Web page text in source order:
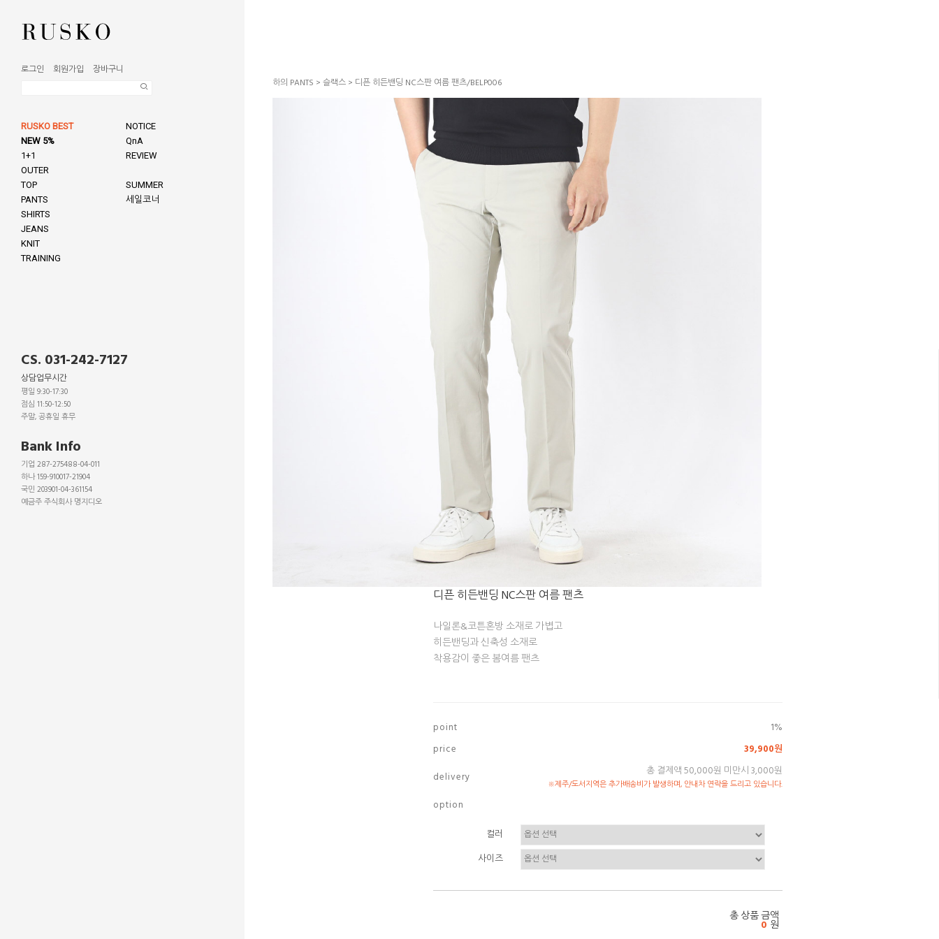
로그인 회원가입 장바구니
RUSKO BEST
NEW 5%
1+1
OUTER
TOP
PANTS
SHIRTS
JEANS
KNIT
TRAINING
NOTICE
QnA
REVIEW
SUMMER
세일코너
CS. 031-242-7127
상담업무시간
평일 9:30-17:30
점심 11:50-12:50
주말, 공휴일 휴무
Bank Info
기업 287-275488-04-011
하나 159-910017-21904
국민 203901-04-361154
예금주 주식회사 명지디오
하의 PANTS > 슬랙스 > 디픈 히든밴딩 NC스판 여름 팬츠/BELP006
디픈 히든밴딩 NC스판 여름 팬츠
나일론&코튼혼방 소재로 가볍고
히든밴딩과 신축성 소재로
착용감이 좋은 봄여름 팬츠
p o i n t
1%
p r i c e
39,900원
d e l i v e r y
총 결제액 50,000원 미만시 3,000원
※제주/도서지역은 추가배송비가 발생하며, 안내차 연락을 드리고 있습니다.
o p t i o n
컬러
사이즈
총 상품 금액
0 원